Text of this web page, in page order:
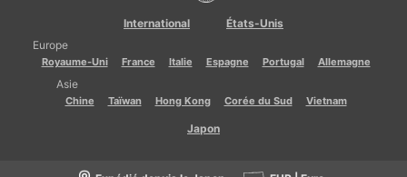
International
États-Unis
Europe
Royaume-Uni France Italie Espagne Portugal Allemagne
Asie
Chine Taïwan Hong Kong Corée du Sud Vietnam
Japon